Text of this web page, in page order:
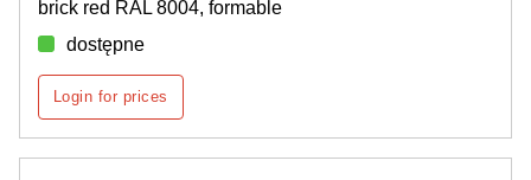
brick red RAL 8004, formable
dostępne
Login for prices